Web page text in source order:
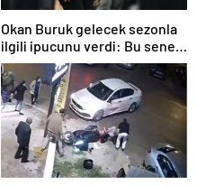
Okan Buruk gelecek sezonla
ilgili ipucunu verdi: Bu sene
3, seneye de 4